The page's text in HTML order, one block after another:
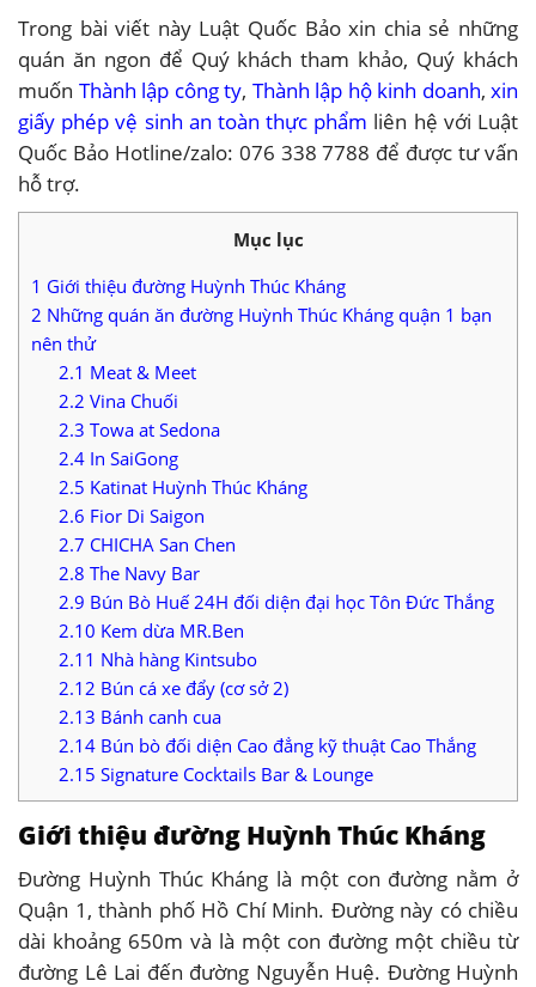
Trong bài viết này Luật Quốc Bảo xin chia sẻ những
quán ăn ngon để Quý khách tham khảo, Quý khách
muốn Thành lập công ty, Thành lập hộ kinh doanh, xin
giấy phép vệ sinh an toàn thực phẩm liên hệ với Luật
Quốc Bảo Hotline/zalo: 076 338 7788 để được tư vấn
hỗ trợ.
Mục lục
1 Giới thiệu đường Huỳnh Thúc Kháng
2 Những quán ăn đường Huỳnh Thúc Kháng quận 1 bạn
nên thử
2.1 Meat & Meet
2.2 Vina Chuối
2.3 Towa at Sedona
2.4In SaiGong
2.5 Katinat Huỳnh Thúc Kháng
2.6 Fior Di Saigon
2.7 CHICHA San Chen
2.8 The Navy Bar
2.9 Bún Bò Huế 24H đối diện đại học Tôn Đức Thắng
2.10 Kem dừa MR.Ben
2.11 Nhà hàng Kintsubo
2.12 Bún cá xe đẩy (cơ sở 2)
2.13 Bánh canh cua
2.14Bún bò đối diện Cao đẳng kỹ thuật Cao Thắng
2.15 Signature Cocktails Bar & Lounge
Giới thiệu đường Huỳnh Thúc Kháng
Đường Huỳnh Thúc Kháng là một con đường nằm ở
Quận 1, thành phố Hồ Chí Minh. Đường này có chiều
dài khoảng 650m và là một con đường một chiều từ
đường Lê Lai đến đường Nguyễn Huệ. Đường Huỳnh